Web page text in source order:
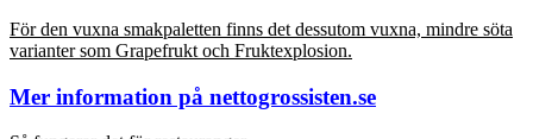
För den vuxna smakpaletten finns det dessutom vuxna, mindre söta
varianter som Grapefrukt och Fruktexplosion.
Mer information på nettogrossisten.se